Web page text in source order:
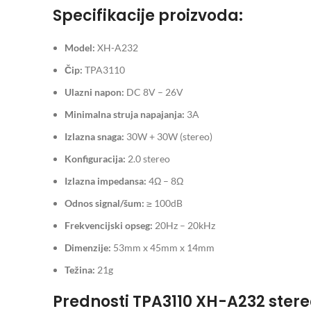
Specifikacije proizvoda:
Model: XH-A232
Čip: TPA3110
Ulazni napon: DC 8V – 26V
Minimalna struja napajanja: 3A
Izlazna snaga: 30W + 30W (stereo)
Konfiguracija: 2.0 stereo
Izlazna impedansa: 4Ω – 8Ω
Odnos signal/šum: ≥ 100dB
Frekvencijski opseg: 20Hz – 20kHz
Dimenzije: 53mm x 45mm x 14mm
Težina: 21g
Prednosti TPA3110 XH-A232